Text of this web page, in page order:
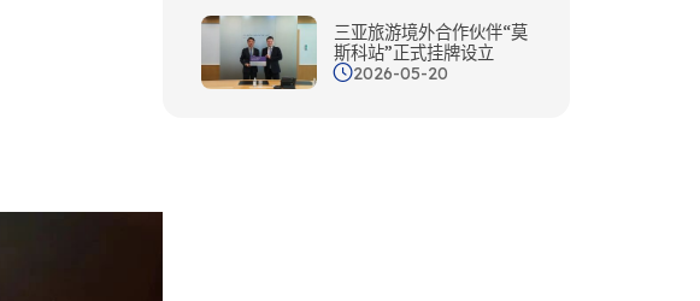
三亚旅游境外合作伙伴“莫
斯科站”正式挂牌设立
2026-05-20